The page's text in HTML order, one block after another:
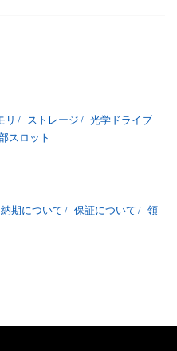
リ / ストレージ / 光学ドライブ
スロット
納期について / 保証について / 領